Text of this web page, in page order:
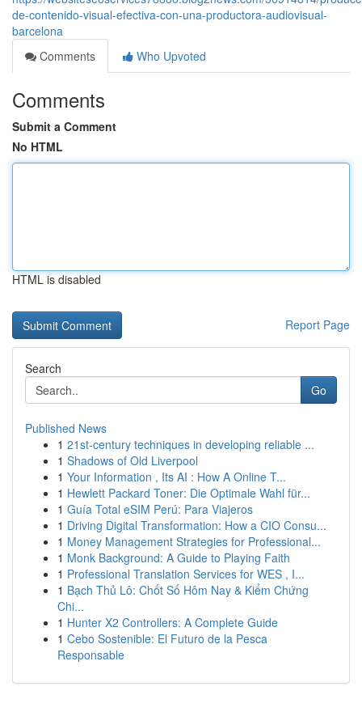
de-contenido-visual-efectiva-con-una-productora-audiovisual-
barcelona
Comments
Who Upvoted
Comments
Submit a Comment
No HTML
HTML is disabled
Report Page
Search
Go
Published News
1 21st-century techniques in developing reliable ...
1 Shadows of Old Liverpool
1 Your Information , Its AI : How A Online T...
1 Hewlett Packard Toner: Die Optimale Wahl für...
1 Guía Total eSIM Perú: Para Viajeros
1 Driving Digital Transformation: How a CIO Consu...
1 Money Management Strategies for Professional...
1 Monk Background: A Guide to Playing Faith
1 Professional Translation Services for WES , I...
1 Bạch Thủ Lô: Chốt Số Hôm Nay & Kiểm Chứng
Chi...
1 Hunter X2 Controllers: A Complete Guide
1 Cebo Sostenible: El Futuro de la Pesca
Responsable